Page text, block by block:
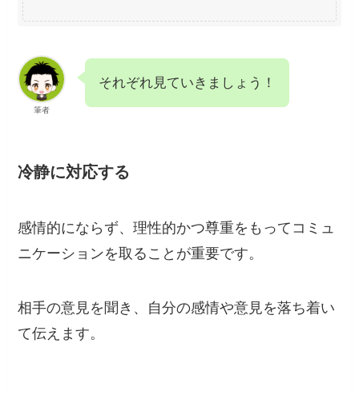
筆者
それぞれ見ていきましょう！
冷静に対応する
感情的にならず、理性的かつ尊重をもってコミュ
ニケーションを取ることが重要です。
相手の意見を聞き、自分の感情や意見を落ち着い
て伝えます。